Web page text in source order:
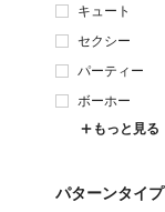
キュート
セクシー
パーティー
ボーホー
もっと見る
パターンタイプ